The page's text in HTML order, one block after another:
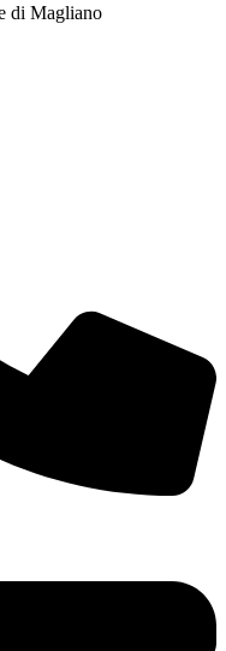
di Magliano